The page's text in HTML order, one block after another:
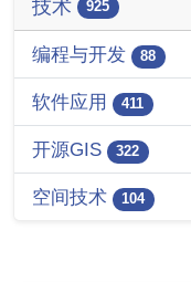
技术 925
编程与开发 88
软件应用 411
开源GIS 322
空间技术 104